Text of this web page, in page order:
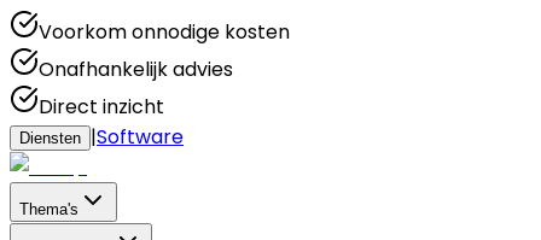
Voorkom onnodige kosten
Onafhankelijk advies
Direct inzicht
Diensten |Software
Thema's